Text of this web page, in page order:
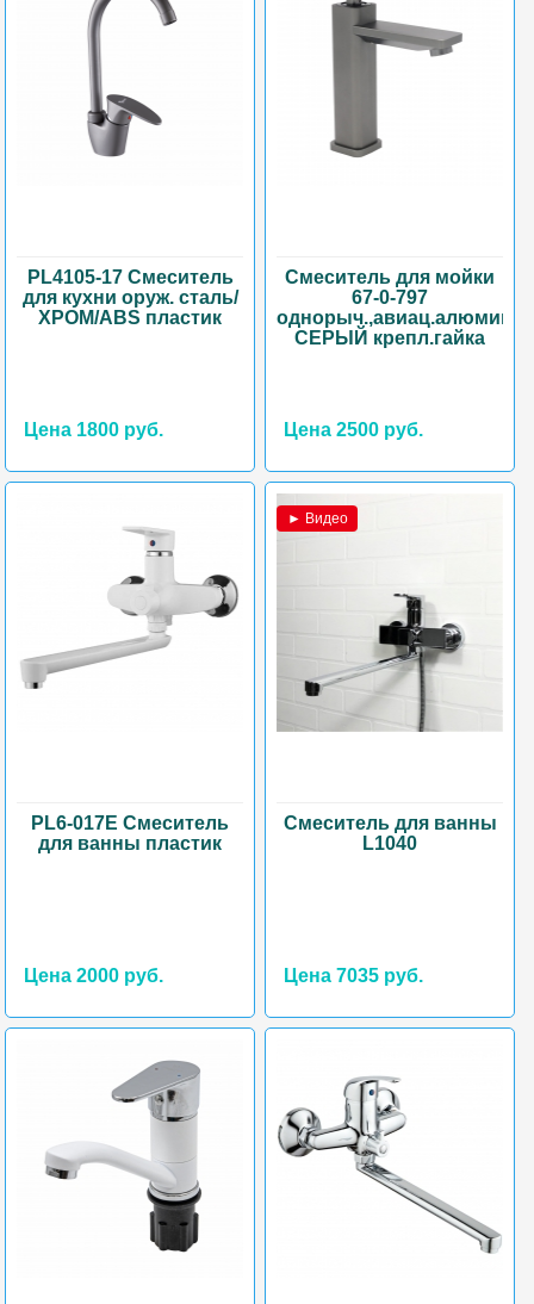
PL4105-17 Смеситель
для кухни оруж. сталь/
ХРОМ/ABS пластик
Цена 1800 руб.
Смеситель для мойки
67-0-797
СЕРЫЙ крепл.гайка
Цена 2500 руб.
PL6-017E Смеситель
для ванны пластик
Цена 2000 руб.
► Видео
Смеситель для ванны
L1040
Цена 7035 руб.